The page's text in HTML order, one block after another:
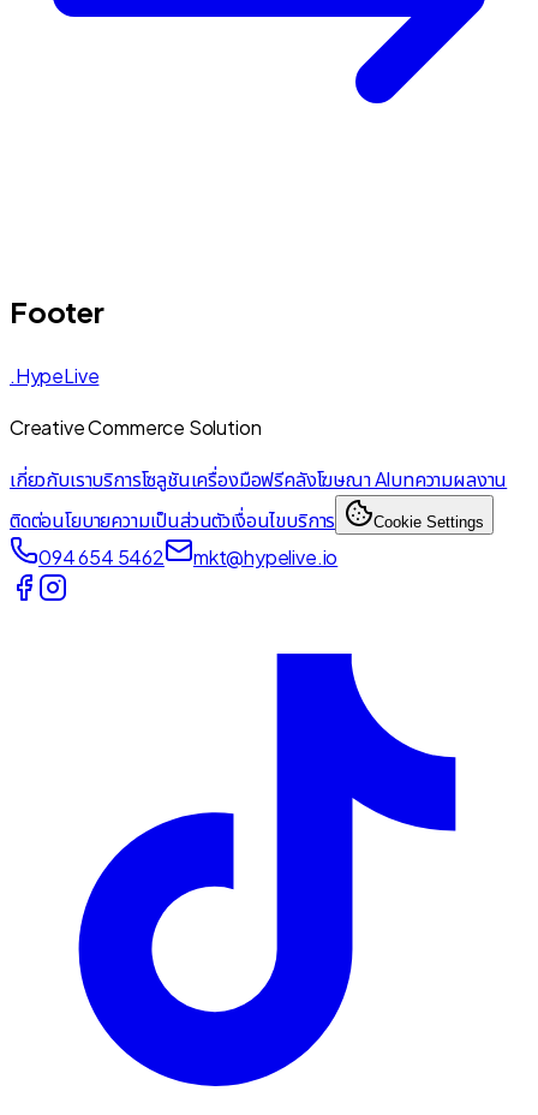
Footer
.HypeLive
Creative Commerce Solution
เกี่ยวกับเราบริการโซลูชันเครื่องมือฟรีคลังโฆษณา AIบทความผลงาน
ติดต่อนโยบายความเป็นส่วนตัวเงื่อนไขบริการ Cookie Settings
094 654 5462 mkt@hypelive.io